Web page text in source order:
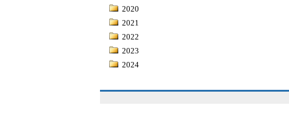
2020
2021
2022
2023
2024